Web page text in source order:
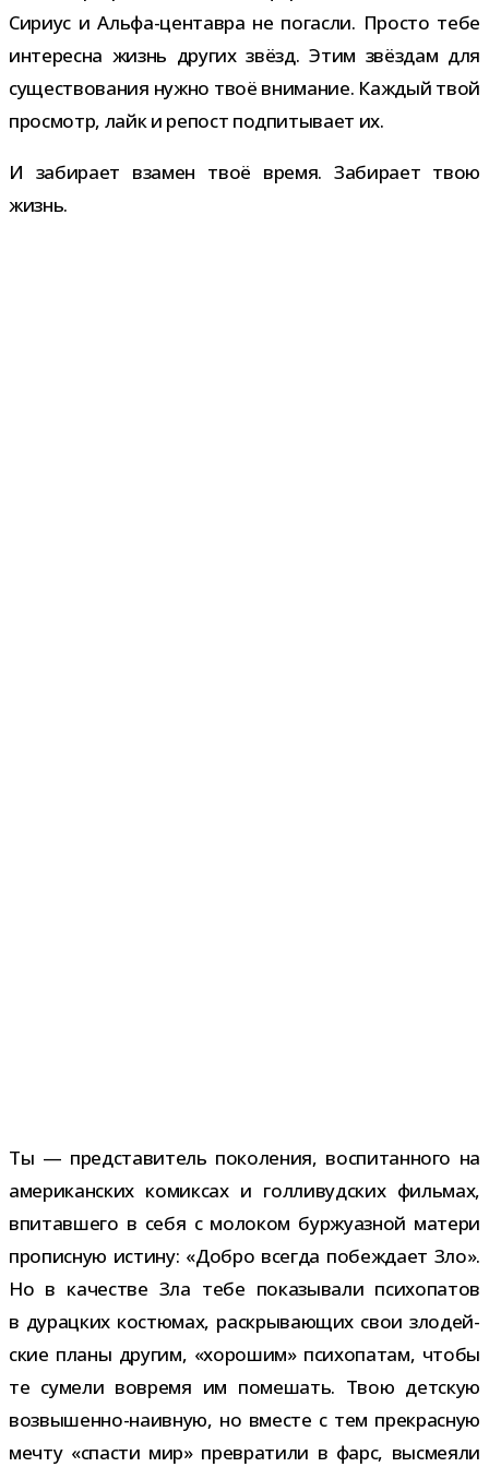
Сириус и Альфа-​центавра не погасли. Просто тебе
инте­ресна жизнь дру­гих звёзд. Этим звёз­дам для
суще­ство­ва­ния нужно твоё вни­ма­ние. Каждый твой
про­смотр, лайк и репост под­пи­ты­вает их.
И заби­рает вза­мен твоё время. Забирает твою
жизнь.
Ты — пред­ста­ви­тель поко­ле­ния, вос­пи­тан­ного на
аме­ри­кан­ских комик­сах и гол­ли­вуд­ских филь­мах,
впи­тав­шего в себя с моло­ком бур­жу­аз­ной матери
про­пис­ную истину: «Добро все­гда побеж­дает Зло».
Но в каче­стве Зла тебе пока­зы­вали пси­хо­па­тов
в дурац­ких костю­мах, рас­кры­ва­ю­щих свои зло­дей­
ские планы дру­гим, «хоро­шим» пси­хо­па­там, чтобы
те сумели вовремя им поме­шать. Твою дет­скую
возвышенно-​наивную, но вме­сте с тем пре­крас­ную
мечту «спа­сти мир» пре­вра­тили в фарс, высме­яли